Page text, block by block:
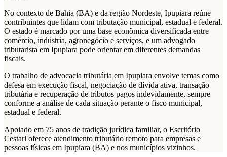
No contexto de Bahia (BA) e da região Nordeste, Ipupiara reúne
contribuintes que lidam com tributação municipal, estadual e federal.
O estado é marcado por uma base econômica diversificada entre
comércio, indústria, agronegócio e serviços, e um advogado
tributarista em Ipupiara pode orientar em diferentes demandas
fiscais.
O trabalho de advocacia tributária em Ipupiara envolve temas como
defesa em execução fiscal, negociação de dívida ativa, transação
tributária e recuperação de tributos pagos indevidamente, sempre
conforme a análise de cada situação perante o fisco municipal,
estadual e federal.
Apoiado em 75 anos de tradição jurídica familiar, o Escritório
Cestari oferece atendimento tributário remoto para empresas e
pessoas físicas em Ipupiara (BA) e nos municípios vizinhos.